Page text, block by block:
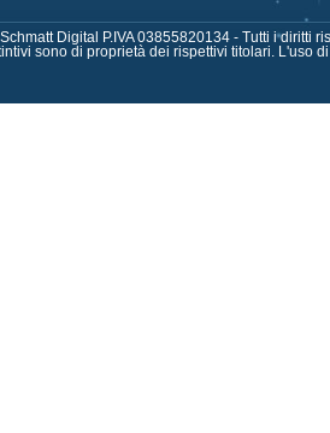
Digital P.IVA 03855820134 - Tutti i diritti
sono di proprietà dei rispettivi titolari. L'uso